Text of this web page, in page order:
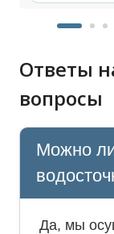
Ответы
вопросы
Можно ли
Да, мы